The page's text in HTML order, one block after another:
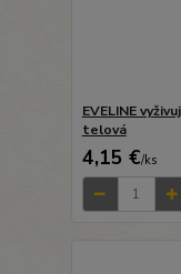
EVELINE
telová
4,15 €/ks